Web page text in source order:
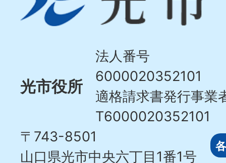
市
Hikari
光市役所
法人番号
6000020352101
適格請求書発行事業
T6000020352101
〒743-8501
山口県光市中央六丁目1番1号